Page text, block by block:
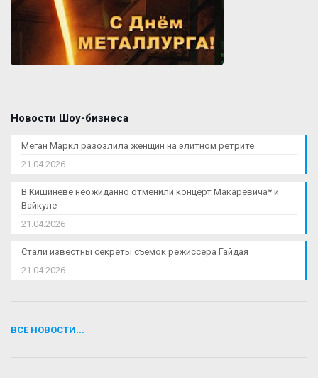
Новости Шоу-бизнеса
Меган Маркл разозлила женщин на элитном ретрите
21.04.2026
В Кишиневе неожиданно отменили концерт Макаревича* и
Вайкуле
21.04.2026
Стали известны секреты съемок режиссера Гайдая
21.04.2026
ВСЕ НОВОСТИ...